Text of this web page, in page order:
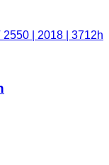
2550 | 2018 | 3712h